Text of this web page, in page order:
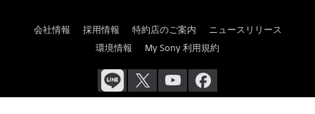
会社情報 採用情報 特約店のご案内
ニュースリリース
環境情報
My Sony 利用規約